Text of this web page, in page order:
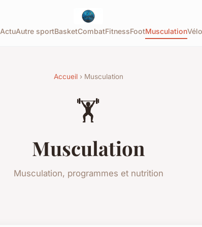
ActuAutre sportBasketCombatFitnessFootMusculationVélo
Accueil› Musculation
🏋️
Musculation
Musculation, programmes et nutrition